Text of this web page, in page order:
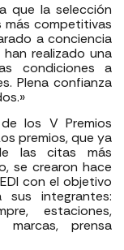
que la selección
más competitivas
a conciencia
realizado una
condiciones a
Plena confianza
los V Premios
premios, que ya
las citas más
se crearon hace
con el objetivo
integrantes:
estaciones,
marcas, prensa